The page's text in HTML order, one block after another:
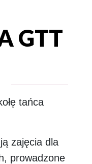
GTT
tańca
zajęcia dla
prowadzone